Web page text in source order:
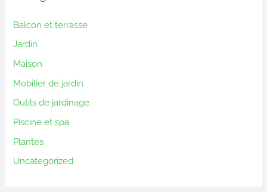
Balcon et terrasse
Jardin
Maison
Mobilier de jardin
Outils de jardinage
Piscine et spa
Plantes
Uncategorized